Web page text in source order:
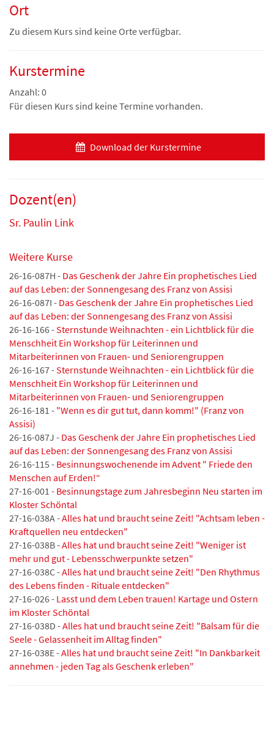
Ort
Zu diesem Kurs sind keine Orte verfügbar.
Kurstermine
Anzahl: 0
Für diesen Kurs sind keine Termine vorhanden.
Download der Kurstermine
Dozent(en)
Sr. Paulin Link
Weitere Kurse
26-16-087H - Das Geschenk der Jahre Ein prophetisches Lied
auf das Leben: der Sonnengesang des Franz von Assisi
26-16-087I - Das Geschenk der Jahre Ein prophetisches Lied
auf das Leben: der Sonnengesang des Franz von Assisi
26-16-166 -Sternstunde Weihnachten - ein Lichtblick für die
Menschheit Ein Workshop für Leiterinnen und
Mitarbeiterinnen von Frauen- und Seniorengruppen
26-16-167 -Sternstunde Weihnachten - ein Lichtblick für die
Menschheit Ein Workshop für Leiterinnen und
Mitarbeiterinnen von Frauen- und Seniorengruppen
26-16-181 - "Wenn es dir gut tut, dann komm!" (Franz von
Assisi)
26-16-087J - Das Geschenk der Jahre Ein prophetisches Lied
auf das Leben: der Sonnengesang des Franz von Assisi
26-16-115 - Besinnungswochenende im Advent " Friede den
Menschen auf Erden!“
27-16-001 - Besinnungstage zum Jahresbeginn Neu starten im
Kloster Schöntal
27-16-038A -Alles hat und braucht seine Zeit! "Achtsam leben -
Kraftquellen neu entdecken"
27-16-038B -Alles hat und braucht seine Zeit! "Weniger ist
mehr und gut - Lebensschwerpunkte setzen"
27-16-038C -Alles hat und braucht seine Zeit! "Den Rhythmus
des Lebens finden - Rituale entdecken"
27-16-026 - Lasst und dem Leben trauen! Kartage und Ostern
im Kloster Schöntal
27-16-038D -Alles hat und braucht seine Zeit! "Balsam für die
Seele - Gelassenheit im Alltag finden"
27-16-038E -Alles hat und braucht seine Zeit! "In Dankbarkeit
annehmen - jeden Tag als Geschenk erleben"